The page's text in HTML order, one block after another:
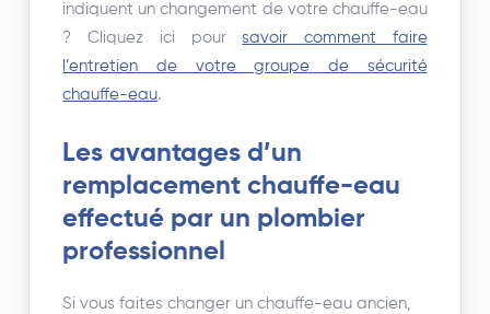
indiquent un changement de votre chauffe-eau
? Cliquez ici poursavoir comment faire
l’entretien de votre groupe de sécurité
chauffe-eau.
Les avantages d’un
remplacement chauffe-eau
effectué par un plombier
professionnel
Si vous faites changer un chauffe-eau ancien,